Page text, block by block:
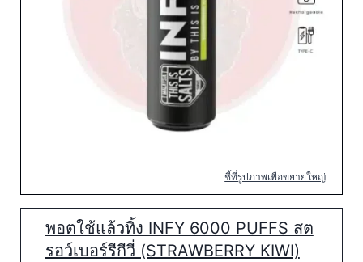
ชี้ที่รูปภาพเพื่อขยายใหญ่
พอตใช้แล้วทิ้ง INFY 6000 PUFFS สต
รอว์เบอร์รีกีวี่ (STRAWBERRY KIWI)